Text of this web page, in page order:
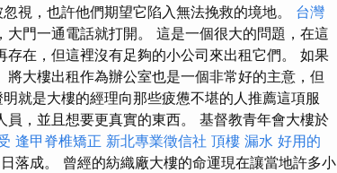
視，也許他們期望它陷入無法挽救的境地。 台灣
門一通電話就打開。 這是一個很大的問題，在這
在，但這裡沒有足夠的小公司來出租它們。 如果
大樓出租作為辦公室也是一個非常好的主意，但
就是大樓的經理向那些疲憊不堪的人推薦這項服
，並且想要更真實的東西。 基督教青年會大樓於
逢甲脊椎矯正 新北專業徵信社 頂樓 漏水 好用的
日落成。 曾經的紡織廠大樓的命運現在讓當地許多小